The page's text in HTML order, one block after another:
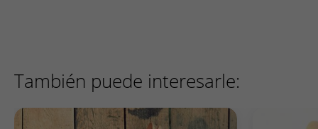
También puede interesarle: